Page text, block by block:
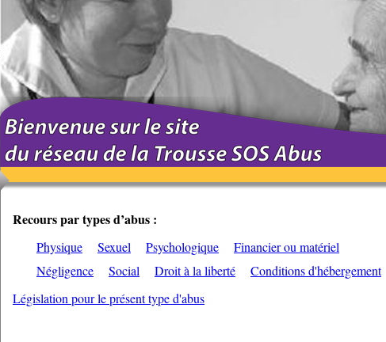
Recours par types d’abus :
Physique Sexuel Psychologique
Financier ou matériel
Négligence
Social Droit à la liberté
Conditions d'hébergement
Législation pour le présent type d'abus